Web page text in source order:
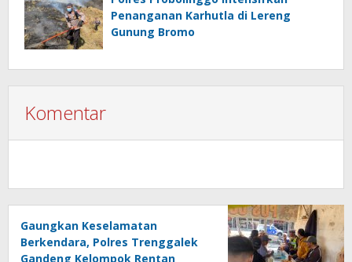
Penanganan Karhutla di Lereng
Gunung Bromo
Komentar
Gaungkan Keselamatan
Berkendara, Polres Trenggalek
Gandeng Kelompok Rentan